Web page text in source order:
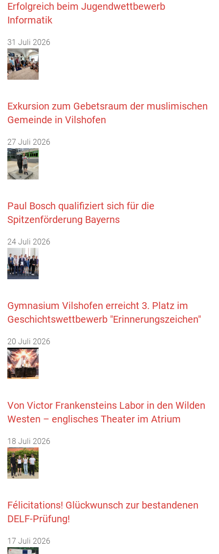
Erfolgreich beim Jugendwettbewerb
Informatik
31 Juli 2026
Exkursion zum Gebetsraum der muslimischen
Gemeinde in Vilshofen
27 Juli 2026
Paul Bosch qualifiziert sich für die
Spitzenförderung Bayerns
24 Juli 2026
Gymnasium Vilshofen erreicht 3. Platz im
Geschichtswettbewerb "Erinnerungszeichen"
20 Juli 2026
Von Victor Frankensteins Labor in den Wilden
Westen – englisches Theater im Atrium
18 Juli 2026
Félicitations! Glückwunsch zur bestandenen
DELF-Prüfung!
17 Juli 2026